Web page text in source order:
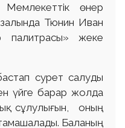
өнер
залында Тюнин Иван
палитрасы» жеке
сурет салуды
үйге барар жолда
сұлулығын, оның
Баланың